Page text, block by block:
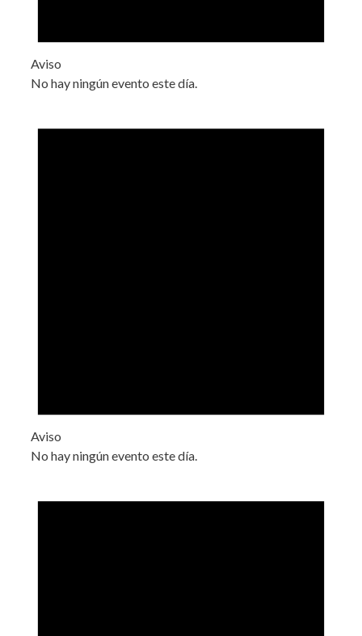
Aviso
No hay ningún evento este día.
Aviso
No hay ningún evento este día.